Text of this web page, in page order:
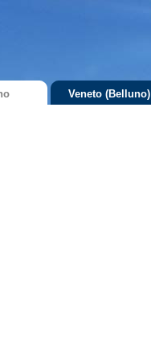
Veneto (Belluno)